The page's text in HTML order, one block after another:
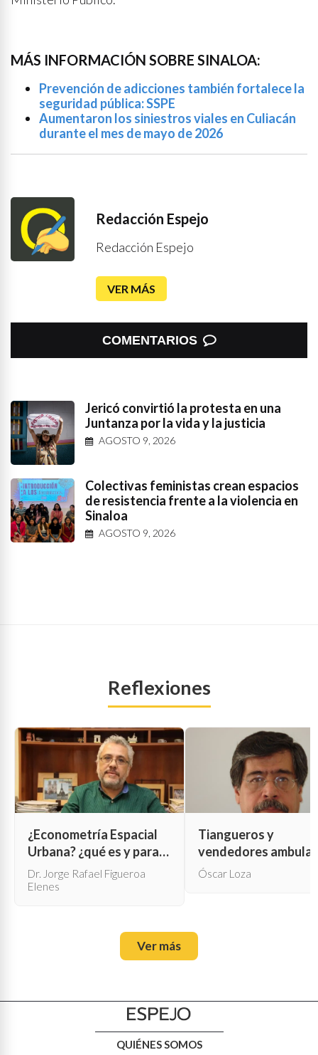
MÁS INFORMACIÓN SOBRE SINALOA:
Prevención de adicciones también fortalece la
seguridad pública: SSPE
Aumentaron los siniestros viales en Culiacán
durante el mes de mayo de 2026
Redacción Espejo
Redacción Espejo
VER MÁS
COMENTARIOS
Jericó convirtió la protesta en una
Juntanza por la vida y la justicia
AGOSTO 9, 2026
Colectivas feministas crean espacios
de resistencia frente a la violencia en
Sinaloa
AGOSTO 9, 2026
Reflexiones
¿Econometría Espacial
Urbana? ¿qué es y para
qué sirve?
Dr. Jorge Rafael Figueroa
Elenes
Tiangueros y
vendedores
Óscar Loza
Ver más
QUIÉNES SOMOS